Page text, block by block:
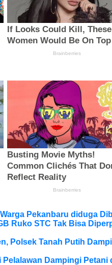
Pekanbaru diduga
Ruko STC Tak Bisa
Polsek Tanah Putih
Dampingi